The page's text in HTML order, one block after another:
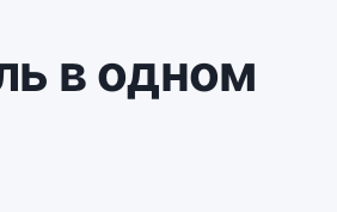
в одном